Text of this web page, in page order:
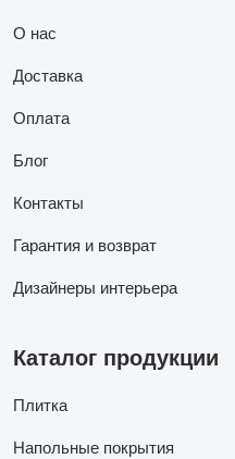
О нас
Доставка
Оплата
Блог
Контакты
Гарантия и возврат
Дизайнеры интерьера
Каталог продукции
Плитка
Напольные покрытия